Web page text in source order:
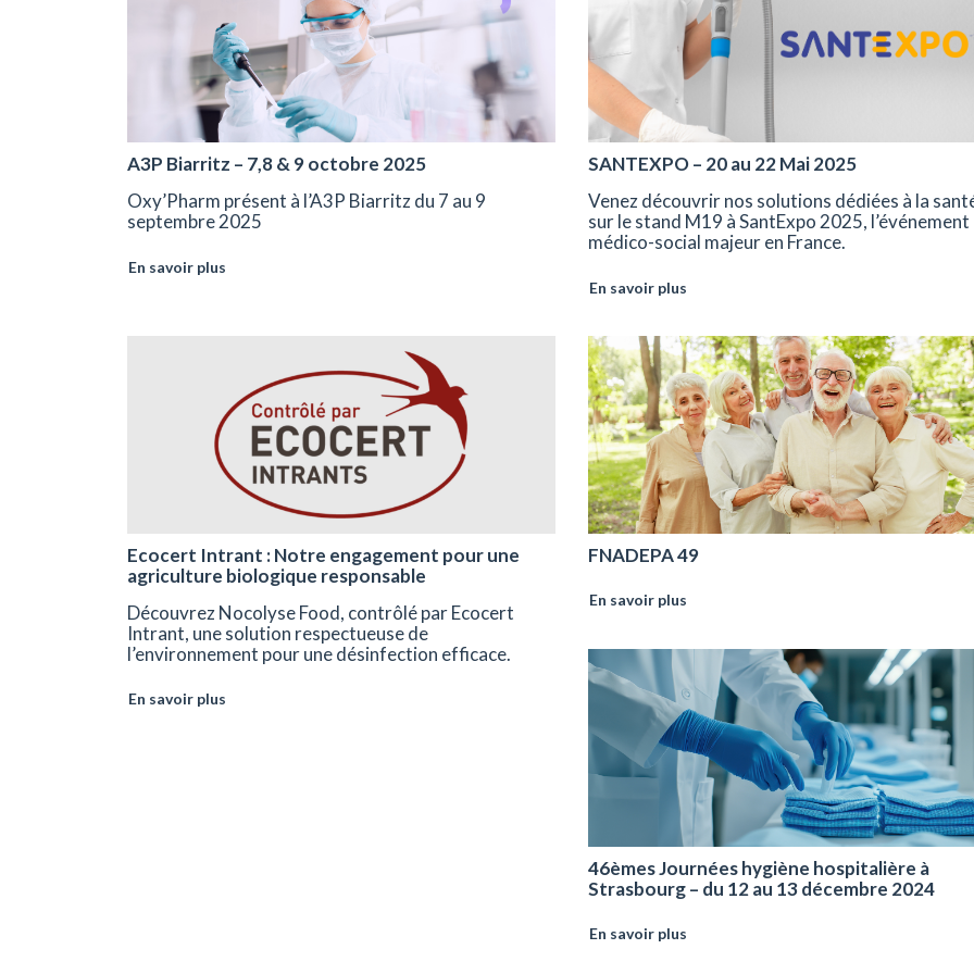
A3P Biarritz – 7,8 & 9 octobre 2025
Oxy’Pharm présent à l’A3P Biarritz du 7 au 9
septembre 2025
En savoir plus
SANTEXPO – 20 au 22 Mai 2025
Venez découvrir nos solutions dédiées à la
sur le stand M19 à SantExpo 2025, l’événement
médico-social majeur en France.
En savoir plus
Ecocert Intrant : Notre engagement pour une
agriculture biologique responsable
Découvrez Nocolyse Food, contrôlé par Ecocert
Intrant, une solution respectueuse de
l’environnement pour une désinfection efficace.
En savoir plus
FNADEPA 49
En savoir plus
46èmes Journées hygiène hospitalière à
Strasbourg – du 12 au 13 décembre 2024
En savoir plus